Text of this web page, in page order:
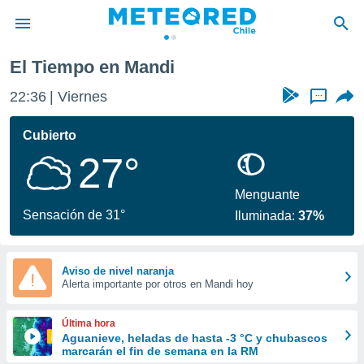
de
por
se
calidad.
a este
las
y
forma
digital
basada
El Tiempo en Mandi
22:36 Viernes ...
Cubierto
27°
Sensación de 31°
Menguante
Iluminada:37%
Aviso de nivel naranja
Alerta importante por otros en Mandi hoy
Última hora
Aguanieve, heladas de hasta -3 °C y chubascos
marcarán el fin de semana en la RM